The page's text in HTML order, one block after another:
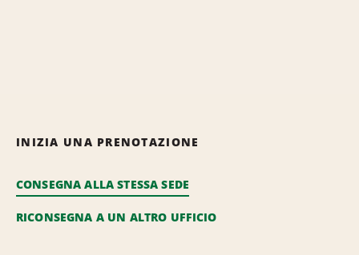
INIZIA UNA PRENOTAZIONE
CONSEGNA ALLA STESSA SEDE
RICONSEGNA A UN ALTRO UFFICIO